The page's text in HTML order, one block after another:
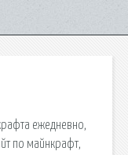
ежедневно,
по майнкрафт,